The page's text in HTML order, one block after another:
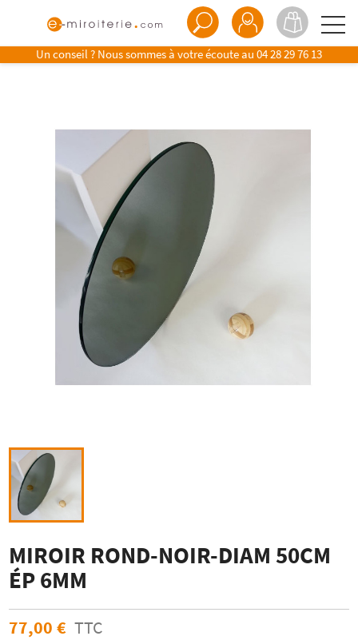
Un conseil ? Nous sommes à votre écoute au 04 28 29 76 13
MIROIR ROND-NOIR-DIAM 50CM
ÉP 6MM
77,00 € TTC